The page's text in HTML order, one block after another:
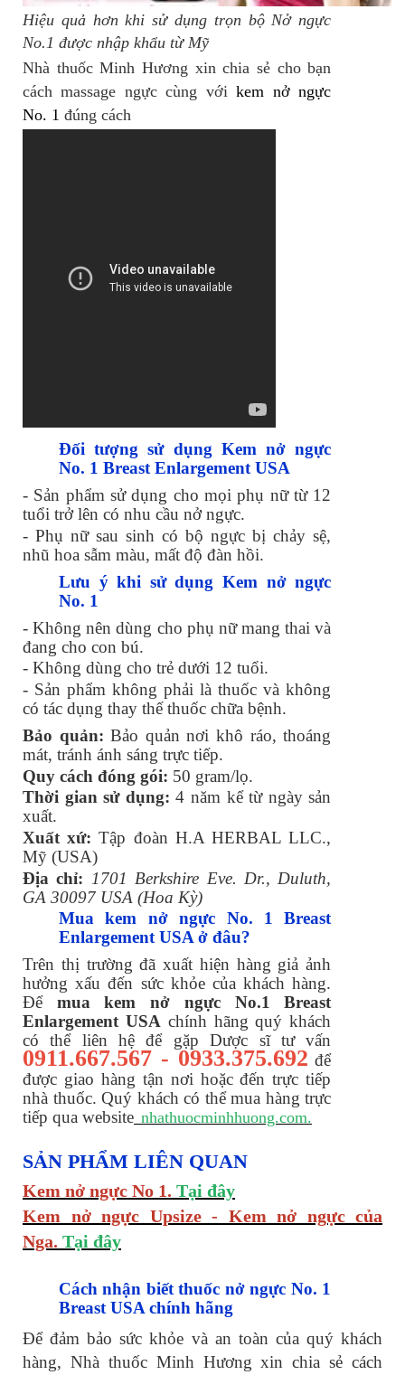
Hiệu quả hơn khi sử dụng trọn bộ Nở ngực
No.1 được nhập khẩu từ Mỹ
Nhà thuốc Minh Hương xin chia sẻ cho bạn
cách massage ngực cùng vớikem nở ngực
No. 1 đúng cách
Đối tượng sử dụng Kem nở ngực
No. 1 Breast Enlargement USA
- Sản phẩm sử dụng cho mọi phụ nữ từ 12
tuổi trở lên có nhu cầu nở ngực.
- Phụ nữ sau sinh có bộ ngực bị chảy sệ,
nhũ hoa sẫm màu, mất độ đàn hồi.
Lưu ý khi sử dụng Kem nở ngực
No. 1
- Không nên dùng cho phụ nữ mang thai và
đang cho con bú.
- Không dùng cho trẻ dưới 12 tuổi.
- Sản phẩm không phải là thuốc và không
có tác dụng thay thế thuốc chữa bệnh.
Bảo quản: Bảo quản nơi khô ráo, thoáng
mát, tránh ánh sáng trực tiếp.
Quy cách đóng gói: 50 gram/lọ.
Thời gian sử dụng: 4 năm kể từ ngày sản
xuất.
Xuất xứ: Tập đoàn H.A HERBAL LLC.,
Mỹ (USA)
Địa chỉ: 1701 Berkshire Eve. Dr., Duluth,
GA 30097 USA (Hoa Kỳ)
Mua kem nở ngực No. 1 Breast
Enlargement USA ở đâu?
Trên thị trường đã xuất hiện hàng giả ảnh
hưởng xấu đến sức khỏe của khách hàng.
Để mua kem nở ngực No.1 Breast
Enlargement USA chính hãng quý khách
có thể liên hệ để gặp Dược sĩ tư vấn
0911.667.567 - 0933.375.692 để
được giao hàng tận nơi hoặc đến trực tiếp
nhà thuốc. Quý khách có thể mua hàng trực
tiếp qua website nhathuocminhhuong.com.
SẢN PHẨM LIÊN QUAN
Kem nở ngực No 1. Tại đây
Kem nở ngực Upsize - Kem nở ngực của
Nga. Tại đây
Cách nhận biết thuốc nở ngực No. 1
Breast USA chính hãng
Để đảm bảo sức khỏe và an toàn của quý khách
hàng, Nhà thuốc Minh Hương xin chia sẻ cách